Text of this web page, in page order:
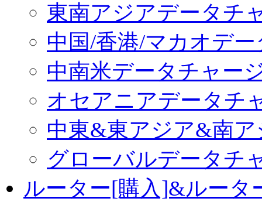
東南アジアデータチ
中国/香港/マカオデ
中南米データチャー
オセアニアデータチ
中東&東アジア&南
グローバルデータチ
ルーター[購入]&ルータ